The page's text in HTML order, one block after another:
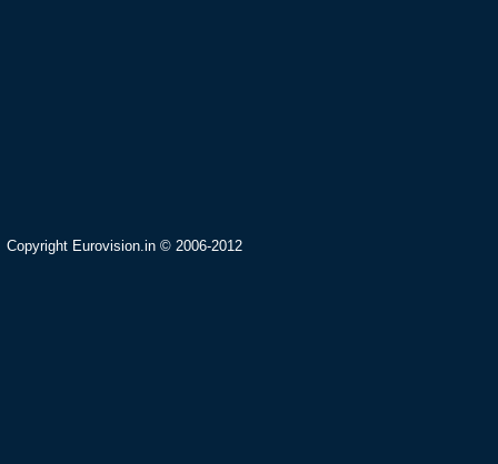
Copyright Eurovision.in © 2006-2012